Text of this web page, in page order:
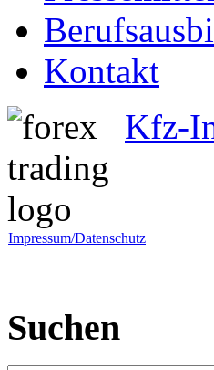
Kontakt
Kfz-
Impressum/Datenschutz
Suchen